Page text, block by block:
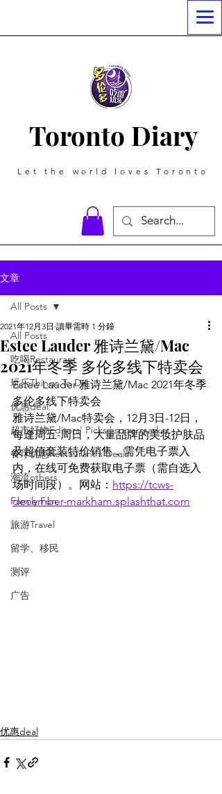
Toronto Diary
Let the world loves Toronto
文章
All Posts
吃喝Restaurant
玩乐Things To Do
优惠deal
超市好物Editors' Picks | supermarket
餐厅优惠Restaurant's Deals
潮流others
Family Fun
旅游Travel
留学、移民
测评
广告
All Posts
Estee Lauder 雅诗兰黛/Mac
2021年冬季 多伦多线下特卖会
2021年12月3日 讀畢需時 1 分鐘
Estee Lauder 雅诗兰黛/Mac 2021年冬季
多伦多线下特卖会
雅诗兰黛/Mac特卖会，12月3日-12日，
每逢周五-周日，大量品牌的美妆护肤品
及超值套装特价销售，需凭电子票入
内，在线可免费获取电子票（需自选入
场时间段）。网站： https://tcws-
december-markham.splashthat.com
优惠deal